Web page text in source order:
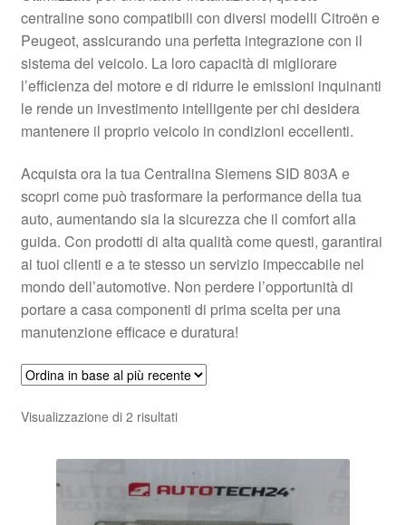
Rimostranza
Spedizione in tutto il mondo
Termini e condizioni
centraline sono compatibili con diversi modelli Citroën e
Peugeot, assicurando una perfetta integrazione con il
sistema del veicolo. La loro capacità di migliorare
l’efficienza del motore e di ridurre le emissioni inquinanti
le rende un investimento intelligente per chi desidera
mantenere il proprio veicolo in condizioni eccellenti.
Acquista ora la tua Centralina Siemens SID 803A e
scopri come può trasformare la performance della tua
auto, aumentando sia la sicurezza che il comfort alla
guida. Con prodotti di alta qualità come questi, garantirai
ai tuoi clienti e a te stesso un servizio impeccabile nel
mondo dell’automotive. Non perdere l’opportunità di
portare a casa componenti di prima scelta per una
manutenzione efficace e duratura!
Visualizzazione di 2 risultatiOrdina
base
più
recente